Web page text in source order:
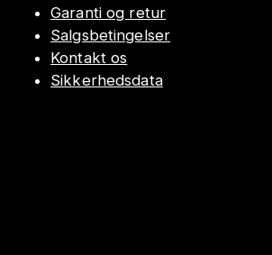
Garanti og retur
Salgsbetingelser
Kontakt os
Sikkerhedsdata